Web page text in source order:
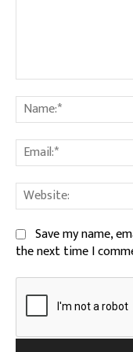
Comment:
Save my name,
the next time I